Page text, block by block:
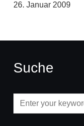
26. Januar 2009
Suche